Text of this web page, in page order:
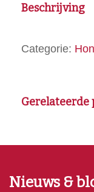
Beschrijving
Categorie:
Gerelateerde
Nieuws &